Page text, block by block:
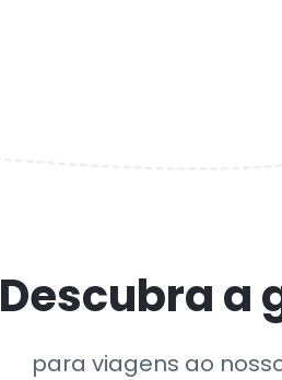
Descubra a
para viagens ao